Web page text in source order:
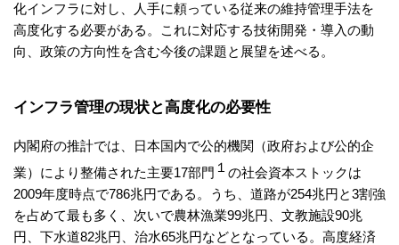
化インフラに対し、人手に頼っている従来の維持管理手法を
高度化する必要がある。これに対応する技術開発・導入の動
向、政策の方向性を含む今後の課題と展望を述べる。
インフラ管理の現状と高度化の必要性
内閣府の推計では、日本国内で公的機関（政府および公的企
業）により整備された主要17部門 １ の社会資本ストックは
2009年度時点で786兆円である。うち、道路が254兆円と3割強
を占めて最も多く、次いで農林漁業99兆円、文教施設90兆
円、下水道82兆円、治水65兆円などとなっている。高度経済